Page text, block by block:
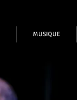
MUSIQUE